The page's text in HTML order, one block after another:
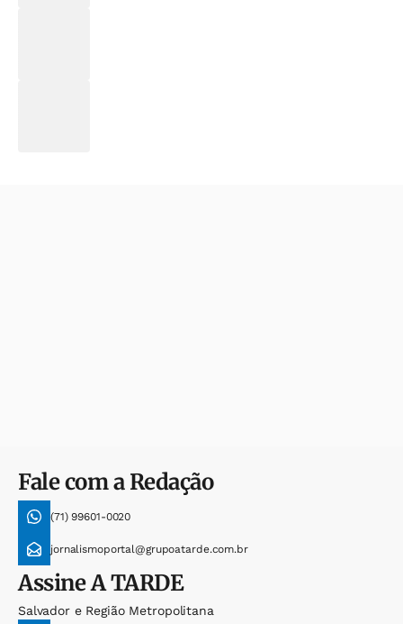
Fale com a Redação
(71) 99601-0020
jornalismoportal@grupoatarde.com.br
AssineA TARDE
Salvador e Região Metropolitana